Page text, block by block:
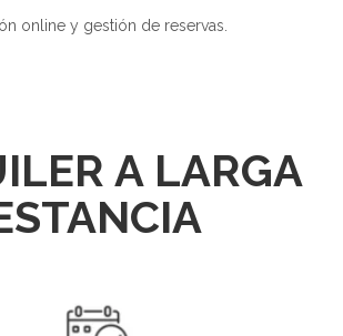
online y gestión de reservas.
A LARGA